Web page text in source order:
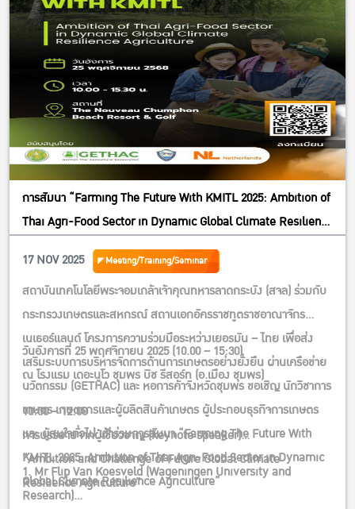
การสัมนา “Farming The Future With KMITL 2025: Ambition of
Thai Agri-Food Sector in Dynamic Global Climate Resilience
17 NOV 2025 Meeting/Training/Seminar
สถาบันเทคโนโลยีพระจอมเกล้าเจ้าคุณทหารลาดกระบัง (สจล) ร่วมกับ
กระทรวงเกษตรและสหกรณ์ สถานเอกอัครราชทูตราชอาณาจักร
เนเธอร์แลนด์ โครงการความร่วมมือระหว่างเยอรมัน – ไทย เพื่อส่ง
เสริมระบบการบริหารจัดการด้านการเกษตรอย่างยั่งยืน ผ่านเครือข่าย
นวัตกรรม (GETHAC) และ หอการค้าจังหวัดชุมพร ขอเชิญ นักวิชาการ
เกษตร เกษตรกรและผู้ผลิตสินค้าเกษตร ผู้ประกอบธุรกิจการเกษตร
และ ผู้สนใจทั่วไป เข้าร่วมการสัมนา “Farming The Future With
KMITL 2025: Ambition of Thai Agri-Food Sector in Dynamic
Global Climate Resilience Agriculture”
วันอังคารที่ 25 พฤศจิกายน 2025 (10.00 – 15:30)
ณ โรงแรม เดอะนูโว ชุมพร บิช รีสอร์ท (อ.เมือง ชุมพร)
10:00 – 12:00
การบรรยายจากผู้เชี่ยวชาญ (keynote speaker)
“Ambition and Challenge of Future Global Climate
Resilience Agriculture”
1. Mr Flip Van Koesveld (Wageningen University and
Research)